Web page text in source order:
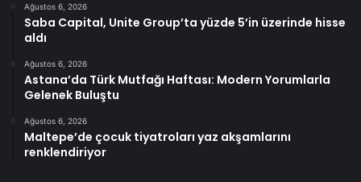
Ağustos 6, 2026
Saba Capital, Unite Group’ta yüzde 5’in üzerinde hisse
aldı
Ağustos 6, 2026
Astana’da Türk Mutfağı Haftası: Modern Yorumlarla
Gelenek Buluştu
Ağustos 6, 2026
Maltepe’de çocuk tiyatroları yaz akşamlarını
renklendiriyor